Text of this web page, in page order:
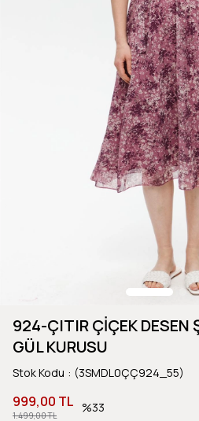
924-ÇITIR ÇİÇEK DESEN
GÜL KURUSU
Stok Kodu (3SMDL0ÇÇ924_55)
1.499,00 TL
999,00 TL 33